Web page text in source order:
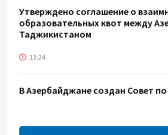
Утверждено соглашение о
образовательных квот между
Таджикистаном
13:24
В Азербайджане создан Совет
13:16